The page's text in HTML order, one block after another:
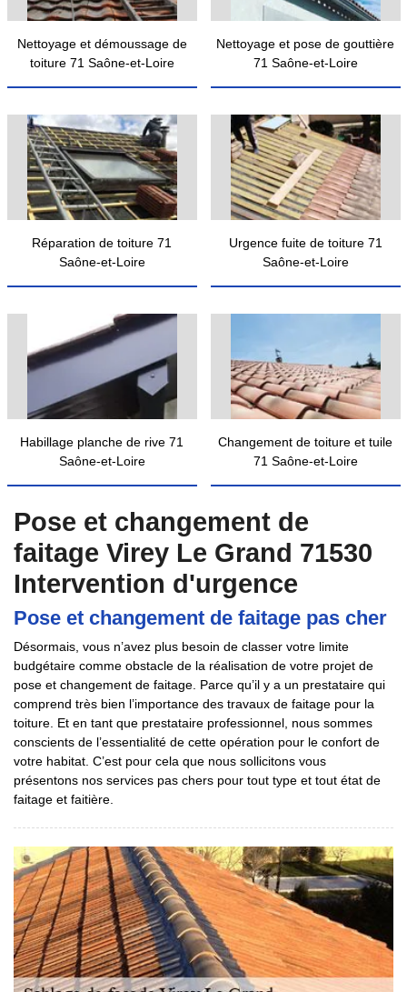
Nettoyage et démoussage de
toiture 71 Saône-et-Loire
Nettoyage et pose de gouttière
71 Saône-et-Loire
Réparation de toiture 71
Saône-et-Loire
Urgence fuite de toiture 71
Saône-et-Loire
Habillage planche de rive 71
Saône-et-Loire
Changement de toiture et tuile
71 Saône-et-Loire
Pose et changement de
faitage Virey Le Grand 71530
Intervention d'urgence
Pose et changement de faitage pas cher
Désormais, vous n’avez plus besoin de classer votre limite
budgétaire comme obstacle de la réalisation de votre projet de
pose et changement de faitage. Parce qu’il y a un prestataire qui
comprend très bien l’importance des travaux de faitage pour la
toiture. Et en tant que prestataire professionnel, nous sommes
conscients de l’essentialité de cette opération pour le confort de
votre habitat. C’est pour cela que nous sollicitons vous
présentons nos services pas chers pour tout type et tout état de
faitage et faitière.